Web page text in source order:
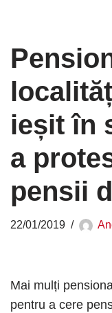
ieșit în
a
pensii
22/01/2019
Mai mulți
pentru a cere